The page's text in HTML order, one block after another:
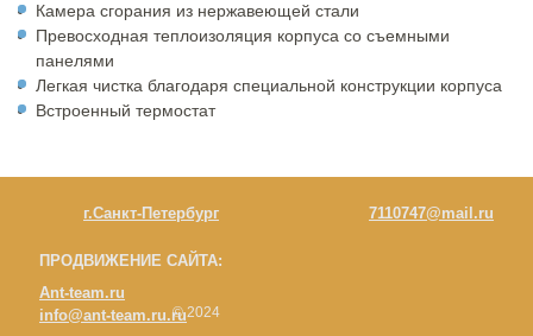
Камера сгорания из нержавеющей стали
Превосходная теплоизоляция корпуса со съемными
панелями
Легкая чистка благодаря специальной конструкции корпуса
Встроенный термостат
г.Санкт-Петербург 7110747@mail.ru
ПРОДВИЖЕНИЕ САЙТА:
Ant-team.ru
info@ant-team.ru.ru© 2024